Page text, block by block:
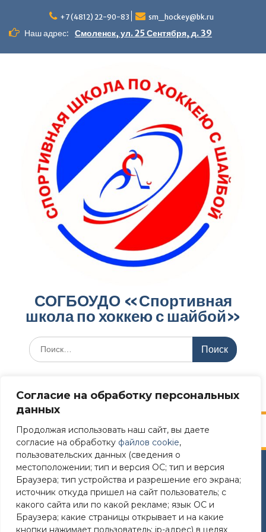
Согласие на обработку персональных
данных
Продолжая использовать наш сайт, вы даете
согласие на обработку файлов cookie,
пользовательских данных (сведения о
местоположении; тип и версия ОС; тип и версия
Браузера; тип устройства и разрешение его экрана;
источник откуда пришел на сайт пользователь; с
какого сайта или по какой рекламе; язык ОС и
Браузера; какие страницы открывает и на какие
кнопки нажимает пользователь; ip-адрес) в целях
+7 (4812) 22-90-83 sm_hockey@bk.ru
Наш адрес: Смоленск, ул. 25 Сентября, д. 39
СОГБОУДО «‎Спортивная
школа по хоккею с шайбой»‎
Меню
Сайт разработан в соответствии
с требованиями Постановления Правительства РФ №
582 от 11.12.2018
Требования к структуре официального сайта